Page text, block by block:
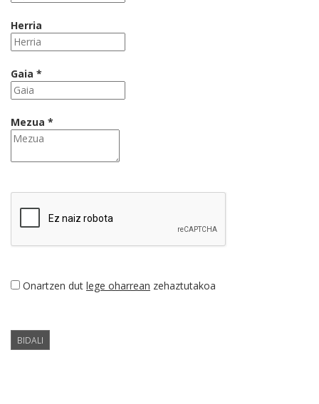
Herria
Gaia *
Mezua *
Onartzen dut lege oharrean zehaztutakoa
BIDALI